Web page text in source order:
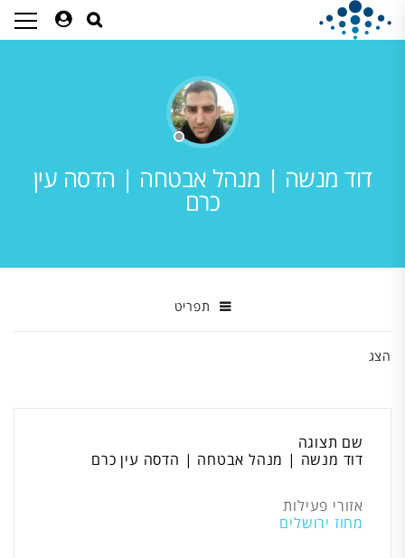
דוד מנשה | מנהל אבטחה | הדסה עין
כרם
תפריט
הצג
שם תצוגה
דוד מנשה | מנהל אבטחה | הדסה עין כרם
אזורי פעילות
מחוז ירושלים